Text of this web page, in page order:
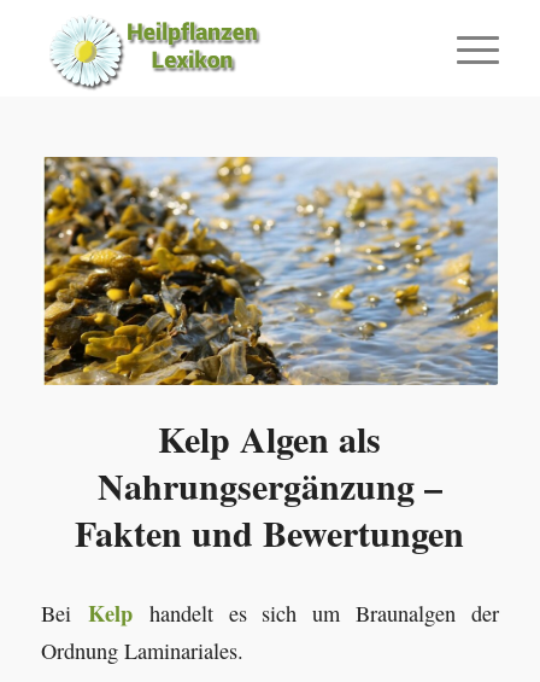
Kelp Algen als
Nahrungsergänzung –
Fakten und Bewertungen
Bei Kelphandelt es sich um Braunalgen der
Ordnung Laminariales.